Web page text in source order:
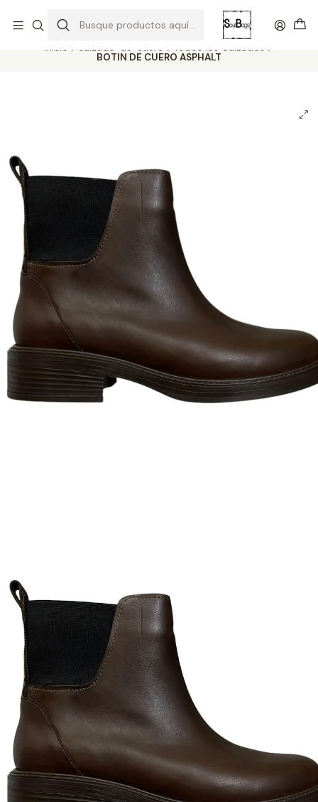
SOLO EL CUERO REEMPLAZA AL CUERO Todas las carteras acá
Inicio calzado-de-cuero
Todos los Calzados
BOTIN DE CUERO ASPHALT